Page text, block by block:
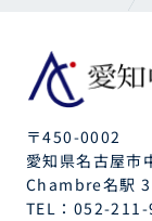
〒450-0002
愛知県名古屋市
Chambre名駅
TEL： 052-211-